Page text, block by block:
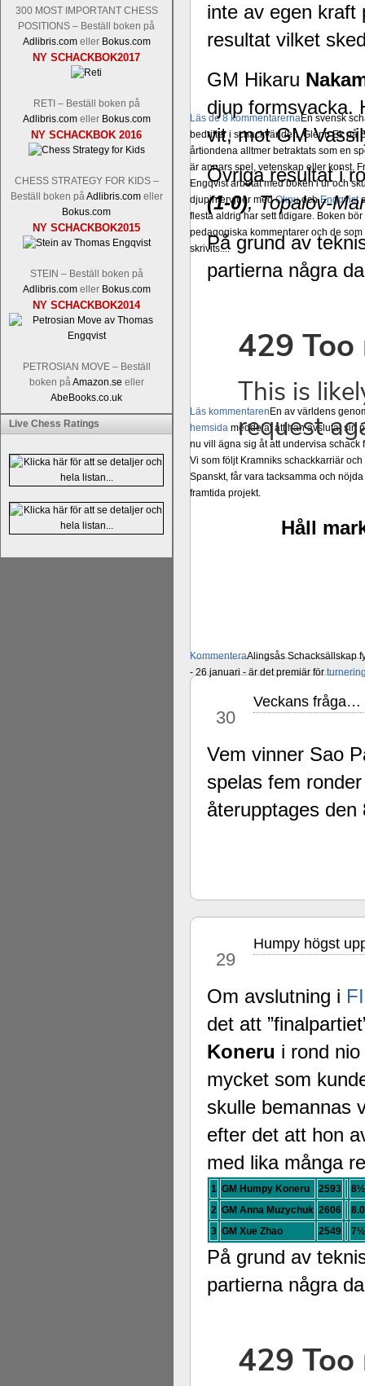
300 MOST IMPORTANT CHESS
POSITIONS – Beställ boken på
Adlibris.comeller Bokus.com
NY SCHACKBOK2017
RETI – Beställ boken på
Adlibris.comeller Bokus.com
NY SCHACKBOK 2016
CHESS STRATEGY FOR KIDS –
Beställ boken på Adlibris.comeller
Bokus.com
NY SCHACKBOK2015
STEIN – Beställ boken på
Adlibris.comeller Bokus.com
NY SCHACKBOK2014
PETROSIAN MOVE – Beställ
boken på Amazon.se eller
AbeBooks.co.uk
Live Chess Ratings
Läs de 8 kommentarernaEn svensk
bedrifter i schackvärlden. Glenn Ek på
årtiondena alltmer betraktats som en
är annars spel, vetenskap eller konst.
Engqvist arbetat med boken i ur och
djupintervjuer medOkpuochEngqvist
flesta aldrig har sett tidigare. Boken
pedagogiska kommentarer och de
skrivits....
Läs kommentaren En av världens
hemsida meddelat att han avslutat sin
nu vill ägna sig åt att undervisa
Vi som följt Kramniks schackkarriär
Spanskt, får vara tacksamma och
framtida projekt.
KommenteraAlingsås Schacksällskap
- 26 januari - är det premiär för
inte av egen kraft
resultat vilket
GM Hikaru
djup formsvacka.
vit, mot GM
Övriga resultat i
(1-0), Topalov-
På grund av
partierna några
Håll
30
Veckans fråga…
Vem vinner Sao
spelas fem
återupptages
29
Humpy högst
Om avslutning i
det att
Koneru i rond
mycket som
skulle bemannas
efter det att hon
med lika många
1 GM Humpy Koneru 2593
8½
2 GM Anna Muzychuk 2606
8.0
3 GM Xue Zhao 2549 7½
På grund av
partierna några